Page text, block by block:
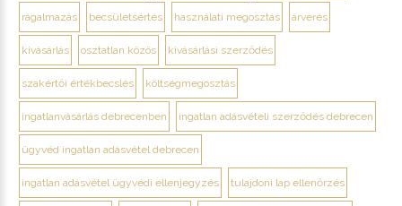
rágalmazás becsületsértés használati megosztás árverés
kivásárlás osztatlan közös kivásárlási szerződés
szakértői értékbecslés költségmegosztás
ingatlanvásárlás debrecenben ingatlan adásvételi szerződés debrecen
ügyvéd ingatlan adásvétel debrecen
ingatlan adásvétel ügyvédi ellenjegyzés tulajdoni lap ellenőrzés